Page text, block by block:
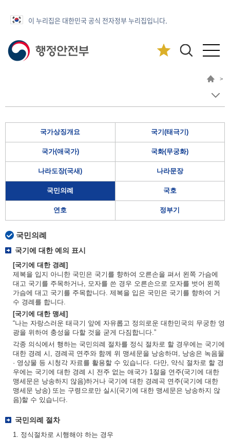
이 누리집은 대한민국 공식 전자정부 누리집입니다.
>
국가상징개요 국기(태극기)
국가(애국가) 국화(무궁화)
나라도장(국새) 나라문장
국민의례 국호
연호 정부기
국민의례
국기에 대한 예의 표시
[국기에 대한 경례]
제복을 입지 아니한 국민은 국기를 향하여 오른손을 펴서 왼쪽 가슴에
대고 국기를 주목하거나, 모자를 쓴 경우 오른손으로 모자를 벗어 왼쪽
가슴에 대고 국기를 주목합니다. 제복을 입은 국민은 국기를 향하여 거
수 경례를 합니다.
[국기에 대한 맹세]
“나는 자랑스러운 태극기 앞에 자유롭고 정의로운 대한민국의 무궁한 영
광을 위하여 충성을 다할 것을 굳게 다짐합니다.”
각종 의식에서 행하는 국민의례 절차를 정식 절차로 할 경우에는 국기에
대한 경례 시, 경례곡 연주와 함께 위 맹세문을 낭송하며, 낭송은 녹음물
· 영상물 등 시청각 자료를 활용할 수 있습니다. 다만, 약식 절차로 할 경
우에는 국기에 대한 경례 시 전주 없는 애국가 1절을 연주(국기에 대한
맹세문은 낭송하지 않음)하거나 국기에 대한 경례곡 연주(국기에 대한
맹세문 낭송) 또는 구령으로만 실시(국기에 대한 맹세문은 낭송하지 않
음)할 수 있습니다.
국민의례 절차
1. 정식절차로 시행해야 하는 경우